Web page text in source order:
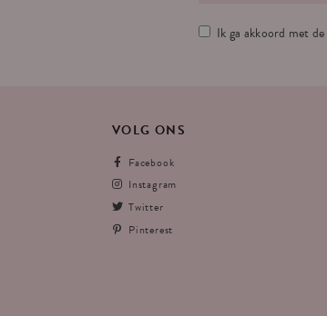
Ik ga akkoord met de
VOLG ONS
Facebook
Instagram
Twitter
Pinterest